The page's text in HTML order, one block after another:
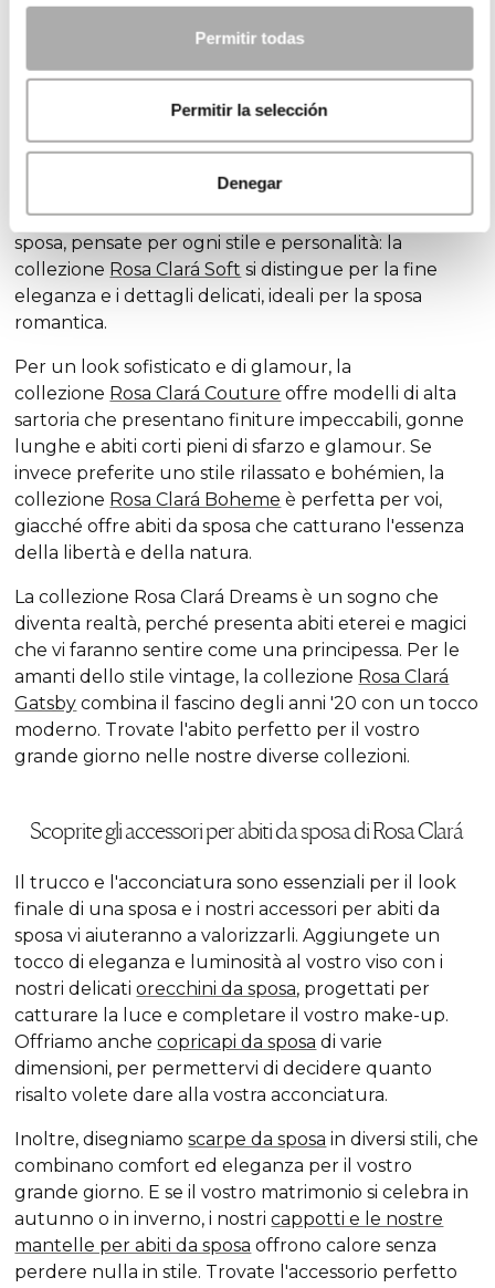
Permitir todas
Permitir la selección
Denegar
un'esperienza piacevole, grazie alla varietà di opzioni
disponibili, oppure un compito opprimente, a causa
dell'infinità di modelli disponibili. Noi di Rosa Clará
diversità delle spose e degli stili, in modo che tutte
possano trovare l'abito ideale per celebrare il loro
Scoprite le nostre esclusive collezioni di abiti da
sposa, pensate per ogni stile e personalità: la
collezione Rosa Clará Soft si distingue per la fine
eleganza e i dettagli delicati, ideali per la sposa
romantica.
Per un look sofisticato e di glamour, la
collezione Rosa Clará Couture offre modelli di alta
sartoria che presentano finiture impeccabili, gonne
lunghe e abiti corti pieni di sfarzo e glamour. Se
invece preferite uno stile rilassato e bohémien, la
collezione Rosa Clará Boheme è perfetta per voi,
giacché offre abiti da sposa che catturano l'essenza
della libertà e della natura.
La collezione Rosa Clará Dreams è un sogno che
diventa realtà, perché presenta abiti eterei e magici
che vi faranno sentire come una principessa. Per le
amanti dello stile vintage, la collezione Rosa Clará
Gatsby combina il fascino degli anni '20 con un tocco
moderno. Trovate l'abito perfetto per il vostro
grande giorno nelle nostre diverse collezioni.
Scoprite gli accessori per abiti da sposa di Rosa Clará
Il trucco e l'acconciatura sono essenziali per il look
finale di una sposa e i nostri accessori per abiti da
sposa vi aiuteranno a valorizzarli. Aggiungete un
tocco di eleganza e luminosità al vostro viso con i
nostri delicatiorecchini da sposa, progettati per
catturare la luce e completare il vostro make-up.
Offriamo anchecopricapi da sposa di varie
dimensioni, per permettervi di decidere quanto
risalto volete dare alla vostra acconciatura.
Inoltre, disegniamoscarpe da sposa in diversi stili, che
combinano comfort ed eleganza per il vostro
grande giorno. E se il vostro matrimonio si celebra in
autunno o in inverno, i nostricappotti e le nostre
mantelle per abiti da sposa offrono calore senza
perdere nulla in stile. Trovate l'accessorio perfetto